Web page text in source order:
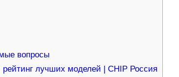
вопросы
лучших моделей | CHIP Россия